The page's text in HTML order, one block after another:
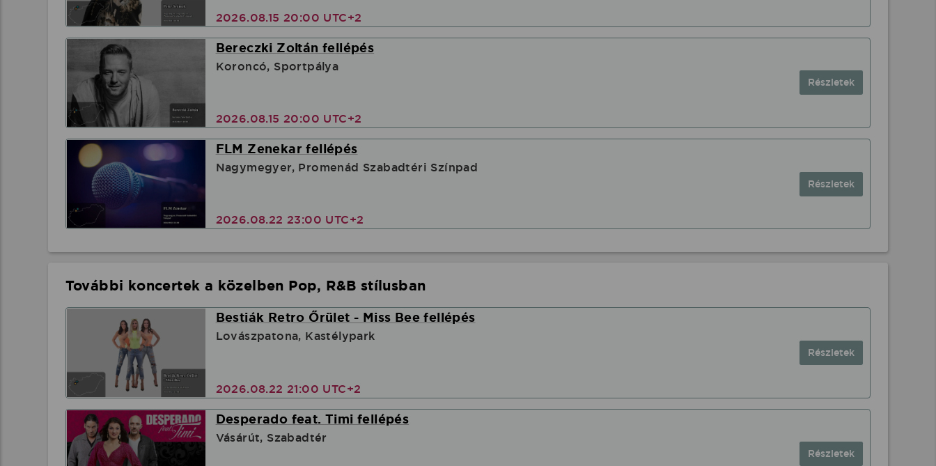
2026.08.15 20:00 UTC+2
Bereczki Zoltán fellépés
Koroncó, Sportpálya
2026.08.15 20:00 UTC+2
Részletek
FLM Zenekar fellépés
Nagymegyer, Promenád Szabadtéri Színpad
2026.08.22 23:00 UTC+2
Részletek
További koncertek a közelben Pop, R&B stílusban
Bestiák Retro Őrület - Miss Bee fellépés
Lovászpatona, Kastélypark
2026.08.22 21:00 UTC+2
Részletek
Desperado feat. Timi fellépés
Vásárút, Szabadtér
Részletek